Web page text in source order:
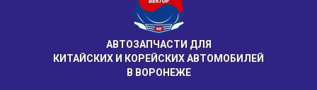
АВТОЗАПЧАСТИ ДЛЯ
КИТАЙСКИХ И КОРЕЙСКИХ АВТОМОБИЛЕЙ
В ВОРОНЕЖЕ